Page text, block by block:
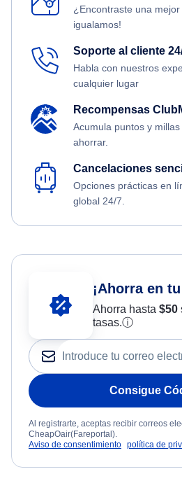
¿Encontraste una mejor
igualamos!
Soporte al cliente
Habla con nuestros
cualquier lugar
Recompensas
Acumula puntos y
ahorrar.
Cancelaciones
Opciones prácticas en
global 24/7.
¡Ahorra en
Ahorra hasta $50
tasas.ⓘ
Consigue
Al registrarte, aceptas recibir correos
CheapOair(Fareportal).
Aviso de consentimiento política de